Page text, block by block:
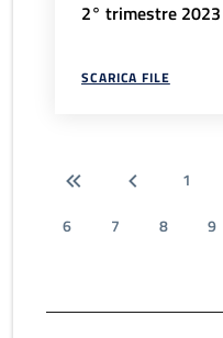
2° trimestre 2023
SCARICA FILE
1
6
7 8 9